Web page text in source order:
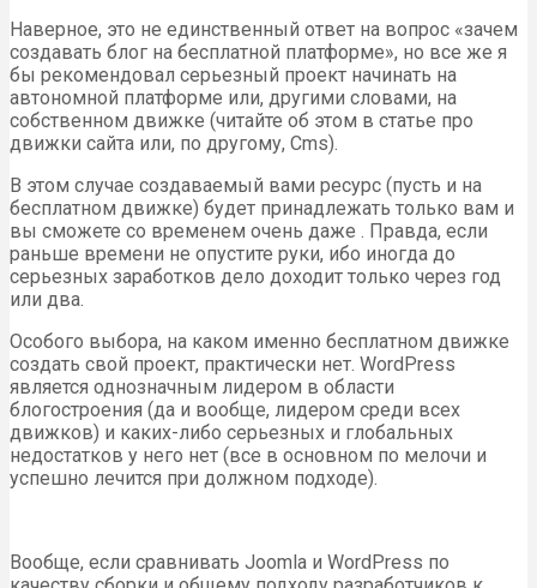
Наверное, это не единственный ответ на вопрос «зачем
создавать блог на бесплатной платформе», но все же я
бы рекомендовал серьезный проект начинать на
автономной платформе или, другими словами, на
собственном движке (читайте об этом в статье про
движки сайта или, по другому, Cms).
В этом случае создаваемый вами ресурс (пусть и на
бесплатном движке) будет принадлежать только вам и
вы сможете со временем очень даже . Правда, если
раньше времени не опустите руки, ибо иногда до
серьезных заработков дело доходит только через год
или два.
Особого выбора, на каком именно бесплатном движке
создать свой проект, практически нет. WordPress
является однозначным лидером в области
блогостроения (да и вообще, лидером среди всех
движков) и каких-либо серьезных и глобальных
недостатков у него нет (все в основном по мелочи и
успешно лечится при должном подходе).
Вообще, если сравнивать Joomla и WordPress по